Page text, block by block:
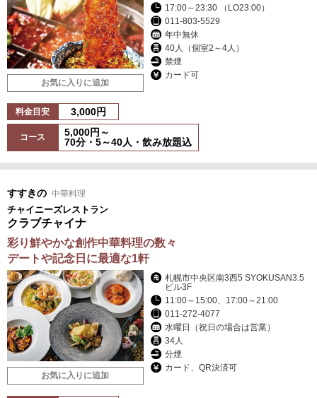
お気に入りに追加
17:00～23:30 （LO23:00）
011-803-5529
年中無休
40人（個室2～4人）
禁煙
カード可
料金目安 3,000円
コース
5,000円～
70分・5～40人・飲み放題込
すすきの 中華料理
チャイニーズレストラン
クラブチャイナ
彩り鮮やかな創作中華料理の数々
デートや記念日に最適な1軒
お気に入りに追加
札幌市中央区南3西5 SYOKUSAN3.5
ビル3F
11:00～15:00、17:00～21:00
011-272-4077
水曜日（祝日の場合は営業）
34人
分煙
カード、QR決済可